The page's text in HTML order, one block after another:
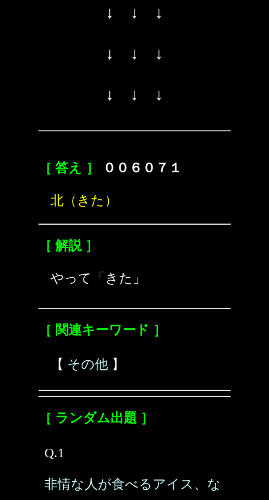
↓ ↓ ↓
↓ ↓ ↓
↓ ↓ ↓
［ 答え ］ ００６０７１
北（きた）
［ 解説 ］
やって「きた」
［ 関連キーワード ］
【 その他 】
［ ランダム出題 ］
Q.1
非情な人が食べるアイス、な